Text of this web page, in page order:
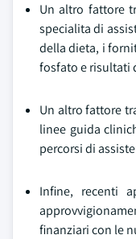
Un altro fattore
specialita di
della dieta, i
fosfato e risultati
Un altro fattore
linee guida
percorsi di
Infine, recenti
finanziari con le